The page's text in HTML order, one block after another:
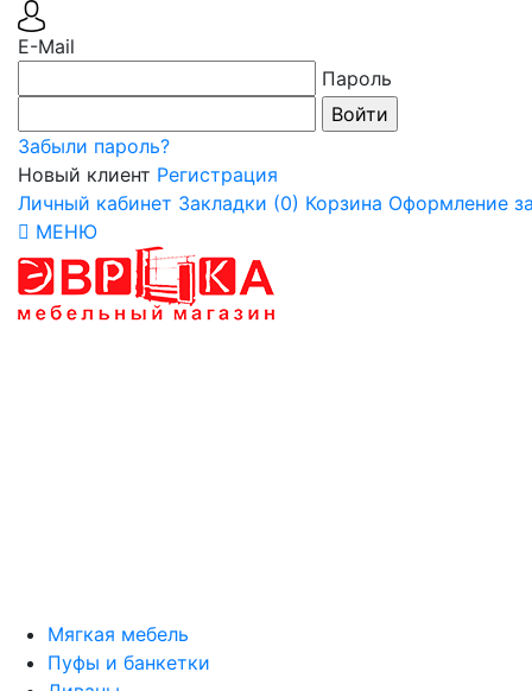
E-Mail
Пароль
Забыли пароль?
Новый клиент Регистрация
Личный кабинет Закладки (0) Корзина Оформление
МЕНЮ
Мягкая мебель
Пуфы и банкетки